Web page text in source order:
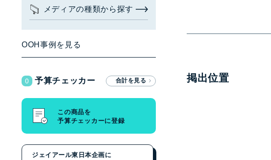
広告枠を探す
エリアから探す
路線から探す
メディアの種類から探す
掲出位置
メディアの種類から探す
OOH事例を見る
予算チェッカー
0
この商品を
予算チェッカーに登録
ジェイアール東日本企画に